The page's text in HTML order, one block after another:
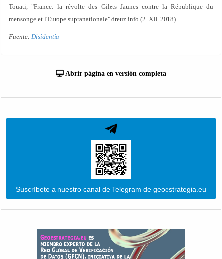
Touati, "France: la révolte des Gilets Jaunes contre la République du
mensonge et l'Europe supranationale" dreuz.info (2. XII. 2018)
Fuente: Disidentia
Abrir página en versión completa
Suscríbete a nuestro canal de Telegram de geoestrategia.eu